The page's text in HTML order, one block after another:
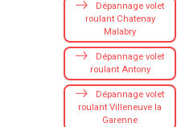
Dépannage volet
roulant Chatenay
Malabry
Dépannage volet
roulant Antony
Dépannage volet
roulant Villeneuve la
Garenne